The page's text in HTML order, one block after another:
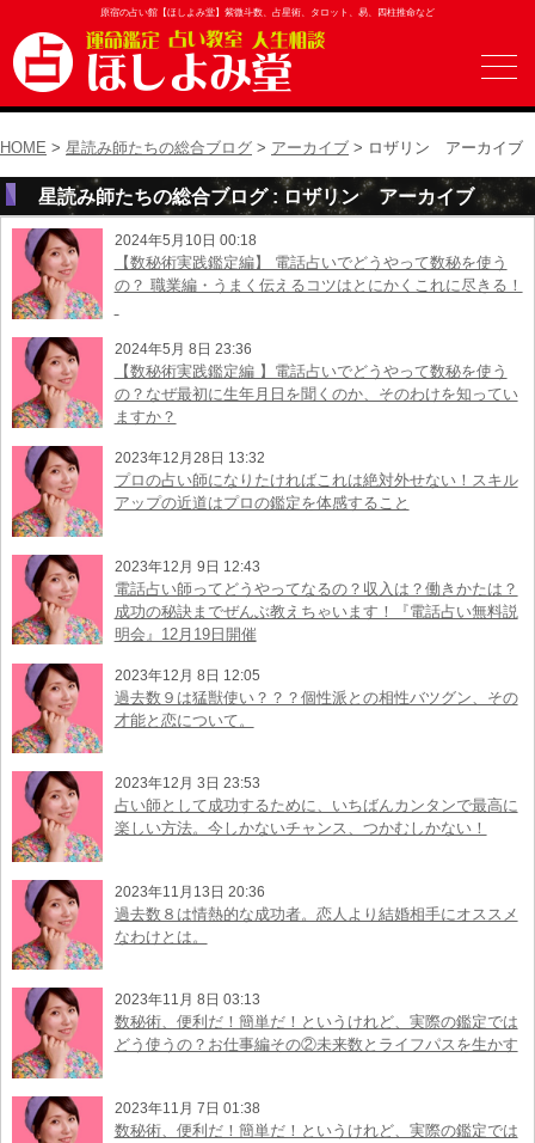
原宿の占い館【ほしよみ堂】紫微斗数、占星術、タロット、易、四柱推命など
HOME > 星読み師たちの総合ブログ > アーカイブ > ロザリン アーカイブ
星読み師たちの総合ブログ : ロザリン アーカイブ
2024年5月10日 00:18
【数秘術実践鑑定編】 電話占いでどうやって数秘を使う
の？ 職業編・うまく伝えるコツはとにかくこれに尽きる！
2024年5月 8日 23:36
【数秘術実践鑑定編 】電話占いでどうやって数秘を使う
の？なぜ最初に生年月日を聞くのか、そのわけを知ってい
ますか？
2023年12月28日 13:32
プロの占い師になりたければこれは絶対外せない！スキル
アップの近道はプロの鑑定を体感すること
2023年12月 9日 12:43
電話占い師ってどうやってなるの？収入は？働きかたは？
成功の秘訣までぜんぶ教えちゃいます！『電話占い無料説
明会』12月19日開催
2023年12月 8日 12:05
過去数９は猛獣使い？？？個性派との相性バツグン、その
才能と恋について。
2023年12月 3日 23:53
占い師として成功するために、いちばんカンタンで最高に
楽しい方法。今しかないチャンス、つかむしかない！
2023年11月13日 20:36
過去数８は情熱的な成功者。恋人より結婚相手にオススメ
なわけとは。
2023年11月 8日 03:13
数秘術、便利だ！簡単だ！というけれど、実際の鑑定では
どう使うの？お仕事編その②未来数とライフパスを生かす
2023年11月 7日 01:38
数秘術、便利だ！簡単だ！というけれど、実際の鑑定では